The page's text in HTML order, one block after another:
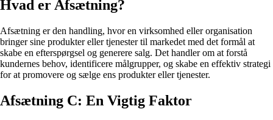
Hvad er Afsætning?
Afsætning er den handling, hvor en virksomhed eller organisation
bringer sine produkter eller tjenester til markedet med det formål at
skabe en efterspørgsel og generere salg. Det handler om at forstå
kundernes behov, identificere målgrupper, og skabe en effektiv strategi
for at promovere og sælge ens produkter eller tjenester.
Afsætning C: En Vigtig Faktor